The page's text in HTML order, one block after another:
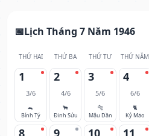
Lịch Tháng 7 Năm 1946
THỨ HAI THỨ BA THỨ TƯ THỨ NĂM
1
3/6
🐀
Bính Tý
2
4/6
🐂
Đinh Sửu
3
5/6
🐅
Mậu Dần
4
6/6
🐈
Kỷ Mão
8 9 10 11